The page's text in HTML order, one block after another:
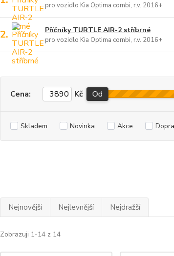
pro vozidlo Kia Optima combi, r.v. 2016+
2. Příčníky TURTLE AIR-2 stříbrné
pro vozidlo Kia Optima combi, r.v. 2016+
Cena: Kč Od
Skladem Novinka Akce
Nejnovější Nejlevnější Nejdražší
Zobrazuji 1-14 z 14